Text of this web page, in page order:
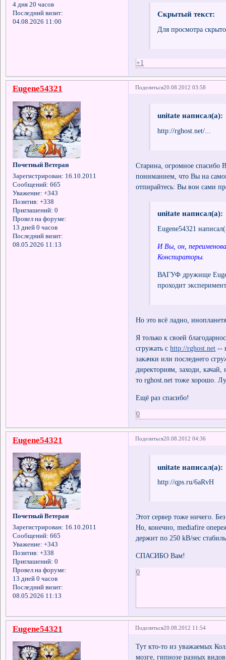
4 дня 20 часов
Последний визит:
04.08.2026 11:00
Скрытый текст:
Для просмотра
+1
Поделиться20.08.2012 03:58
Eugene54321
Почетный Ветеран
Зарегистрирован: 16.10.2011
Сообщений: 665
Уважение: +343
Позитив: +338
Приглашений: 0
Провел на форуме:
13 дней 0 часов
Последний визит:
08.05.2026 11:13
unitate написал(а):
http://rghost.net/...
Старина, огромное спасибо
пониманием, что Вы на
отпирайтесь: Вы вон сами
unitate написал(а):
Eugene54321
И Вы, он,
Конспираторы.
ВАГУФ дружище
проходит
Но это всё ладно,
Я только к своей
сгружать сhttp://rghost.net --
закачки или последнего
директориям, заходи,
то rghost.net тоже хорошо.
Ещё раз спасибо!
0
Поделиться20.08.2012 04:36
Eugene54321
Почетный Ветеран
Зарегистрирован: 16.10.2011
Сообщений: 665
Уважение: +343
Позитив: +338
Приглашений: 0
Провел на форуме:
13 дней 0 часов
Последний визит:
08.05.2026 11:13
unitate написал(а):
http://qps.ru/6aRvH
Этот сервер тоже ничего.
Но, конечно, mediafire
держит по 250 kB/sec
СПАСИБО Вам!
0
Поделиться20.08.2012 11:54
Eugene54321
Тут кто-то из уважаемых
мозге, гипнозе разных